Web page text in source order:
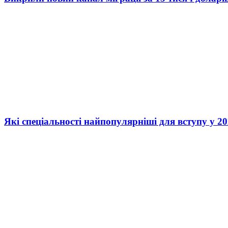
Які спеціальності найпопулярніші для вступу у